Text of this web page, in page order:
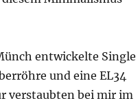
entwickelte Single
und eine EL34
verstaubten bei mir im